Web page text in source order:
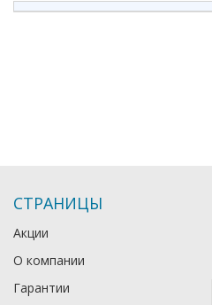
СТРАНИЦЫ
Акции
О компании
Гарантии